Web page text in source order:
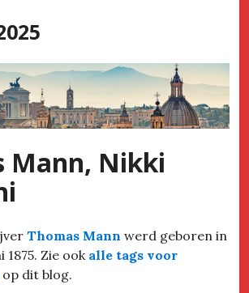
Mann, Nikki
Thomas Mann werd geboren in
1875. Zie ook alle tags voor
op dit blog.